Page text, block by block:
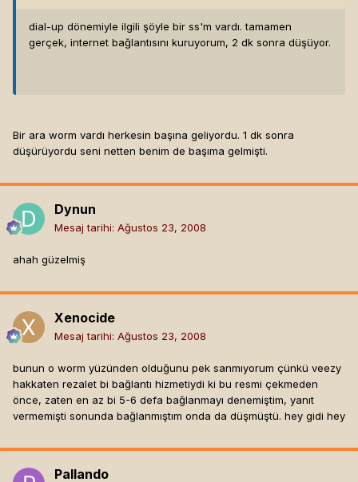
dial-up dönemiyle ilgili şöyle bir ss'm vardı. tamamen
gerçek, internet bağlantısını kuruyorum, 2 dk sonra düşüyor.
Bir ara worm vardı herkesin başına geliyordu. 1 dk sonra
düşürüyordu seni netten benim de başıma gelmişti.
Dynun
Mesaj tarihi: Ağustos 23, 2008
ahah güzelmiş
Xenocide
Mesaj tarihi: Ağustos 23, 2008
bunun o worm yüzünden olduğunu pek sanmıyorum çünkü veezy
hakkaten rezalet bi bağlantı hizmetiydi ki bu resmi çekmeden
önce, zaten en az bi 5-6 defa bağlanmayı denemiştim, yanıt
vermemişti sonunda bağlanmıştım onda da düşmüştü. hey gidi hey
Pallando